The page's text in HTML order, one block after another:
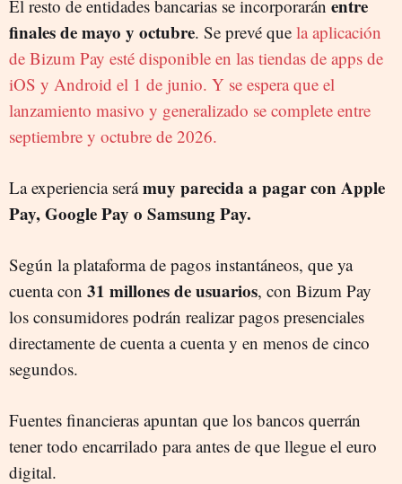
El resto de entidades bancarias se incorporarán entre
finales de mayo y octubre. Se prevé que la aplicación
de Bizum Pay esté disponible en las tiendas de apps de
iOS y Android el 1 de junio. Y se espera que el
lanzamiento masivo y generalizado se complete entre
septiembre y octubre de 2026.
La experiencia serámuy parecida a pagar con Apple
Pay, Google Pay o Samsung Pay.
Según la plataforma de pagos instantáneos, que ya
cuenta con 31 millones de usuarios, con Bizum Pay
los consumidores podrán realizar pagos presenciales
directamente de cuenta a cuenta y en menos de cinco
segundos.
Fuentes financieras apuntan que los bancos querrán
tener todo encarrilado para antes de que llegue el euro
digital.